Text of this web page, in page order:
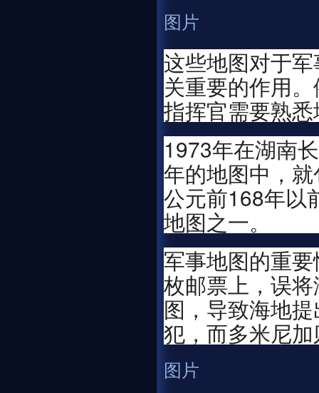
图片
这些地图对于
关重要的作用
指挥官需要熟
1973年在湖南
年的地图中，
公元前168年以
地图之一。
军事地图的重
枚邮票上，误
图，导致海地
犯，而多米尼
图片